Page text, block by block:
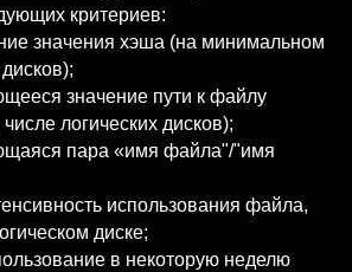
критериев:
значения хэша (на минимальном
значение пути к файлу
логических дисков);
пара «имя файла"/"имя
использования файла,
диске;
в некоторую неделю